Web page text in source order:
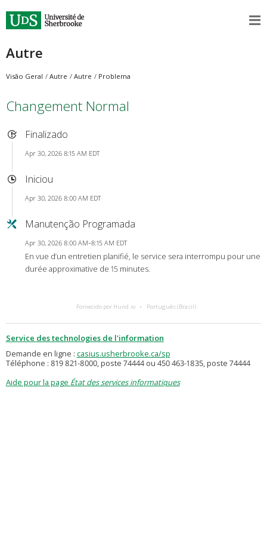
Autre
Visão Geral Autre Autre Problema
Changement Normal
Finalizado
Apr 30, 2026 8:15 AM EDT
Iniciou
Apr 30, 2026 8:00 AM EDT
Manutenção Programada
Apr 30, 2026 8:00 AM–8:15 AM EDT
En vue d’un entretien planifié, le service sera interrompu pour une
durée approximative de 15 minutes.
Fornecido por Hund.io Português (Brasil)
Service des technologies de l'information
Demande en ligne : casius.usherbrooke.ca/sp
Téléphone : 819 821-8000, poste 74444 ou 450 463-1835, poste 74444
Aide pour la page État des services informatiques